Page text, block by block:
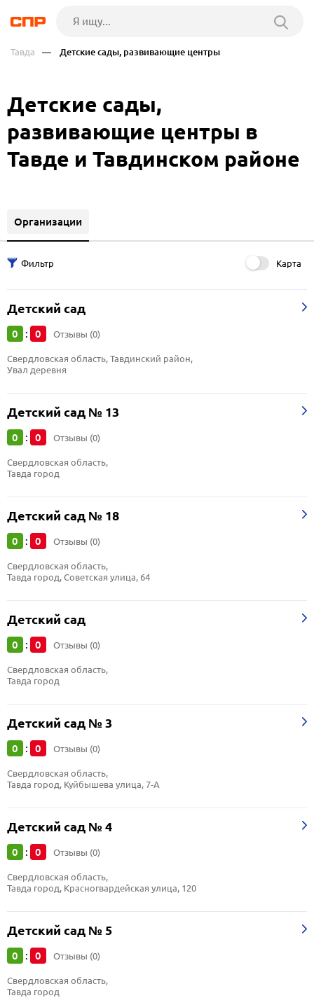
Тавда — Детские сады, развивающие центры
Детские сады,
развивающие центры в
Тавде и Тавдинском районе
Организации
Карта
Детский сад
0 : 0 Отзывы (0)
Свердловская область, Тавдинский район,
Увал деревня
Детский сад № 13
0 : 0 Отзывы (0)
Свердловская область,
Тавда город
Детский сад № 18
0 : 0 Отзывы (0)
Свердловская область,
Тавда город, Советская улица, 64
Детский сад
0 : 0 Отзывы (0)
Свердловская область,
Тавда город
Детский сад № 3
0 : 0 Отзывы (0)
Свердловская область,
Тавда город, Куйбышева улица, 7-А
Детский сад № 4
0 : 0 Отзывы (0)
Свердловская область,
Тавда город, Красногвардейская улица, 120
Детский сад № 5
0 : 0 Отзывы (0)
Свердловская область,
Тавда город